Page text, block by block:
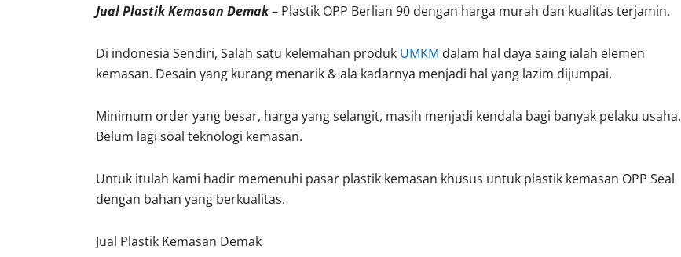
Jual Plastik Kemasan Demak– Plastik OPP Berlian 90 dengan harga murah dan kualitas terjamin.
Di indonesia Sendiri, Salah satu kelemahan produk UMKM dalam hal daya saing ialah elemen
kemasan. Desain yang kurang menarik & ala kadarnya menjadi hal yang lazim dijumpai.
Minimum order yang besar, harga yang selangit, masih menjadi kendala bagi banyak pelaku usaha.
Belum lagi soal teknologi kemasan.
Untuk itulah kami hadir memenuhi pasar plastik kemasan khusus untuk plastik kemasan OPP Seal
dengan bahan yang berkualitas.
Jual Plastik Kemasan Demak